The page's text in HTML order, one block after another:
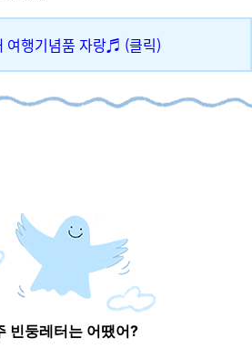
여행기념품 자랑♬ (클릭)
빈둥레터는 어땠어?